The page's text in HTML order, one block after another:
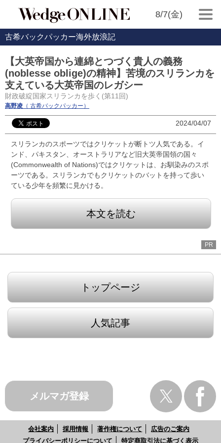
8/7(金)
古希バックパッカー海外放浪記
【大英帝国から連綿とつづく貴人の義務
(noblesse oblige)の精神】苦境のスリランカを
支えている大英帝国のレガシー
財政破綻国家スリランカを歩く(第11回)
高野凌 （ 古希バックパッカー）
2024/04/07
スリランカのスポーツではクリケットが断トツ人気である。イ
ンド、パキスタン、オーストラリアなど旧大英帝国領の国々
(Commonwealth of Nations)ではクリケットは、お馴染みのスポ
ーツである。スリランカでもクリケットのバットを持って歩い
ている少年を頻繁に見かける。
本文を読む
PR
トップページ
人気記事
メルマガ登録
会社案内 採用情報 著作権について
広告のご案内
プライバシーポリシーについて
特定商取引法に基づく表示